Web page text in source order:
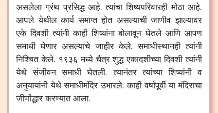
असलेला ग्रंथ प्रसिद्ध आहे. त्यांचा शिष्यपरिवारही मोठा आहे.
आपले येथील कार्य समाप्त होत असल्याची जाणीव झाल्यावर
एके दिवशी त्यांनी काही शिष्यांना बोलावून घेतले आणि आपण
समाधी घेणार असल्याचे जाहीर केले. समाधीस्थानही त्यांनी
निश्चित केले. १९३६ मध्ये चैत्र शुद्ध एकादशीच्या दिवशी त्यांनी
येथे संजीवन समाधी घेतली. त्यानंतर त्यांच्या शिष्यांनी व
अनुयायांनी येथे समाधीमंदिर उभारले. काही वर्षांपूर्वी या मंदिराचा
जीर्णोद्धार करण्यात आला.